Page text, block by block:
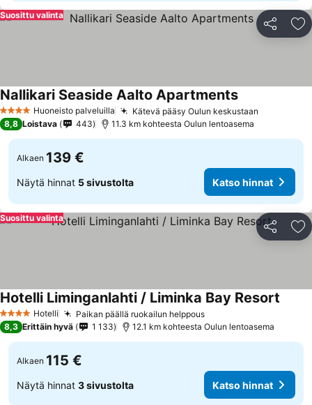
Jaa
Suosittu valinta
4 TähtiluokitusHuoneisto palveluilla Kätevä pääsy Oulun keskustaan
Nallikari Seaside Aalto Apartments
8,8 Loistava 443 11.3 km kohteesta Oulun lentoasema
Alkaen 139 €
Näytä hinnat 5 sivustolta Katso hinnat
Jaa
Suosittu valinta
4 Tähtiluokitus
Hotelli Paikan päällä ruokailun helppous
Hotelli Liminganlahti / Liminka Bay Resort
8,3 Erittäin hyvä 1 133 12.1 km kohteesta Oulun lentoasema
Alkaen 115 €
Näytä hinnat 3 sivustolta Katso hinnat